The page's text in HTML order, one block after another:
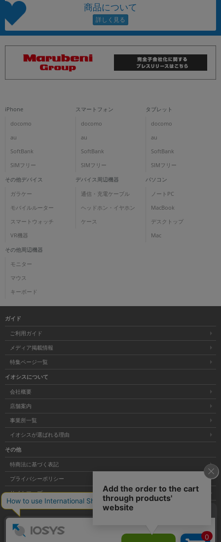
商品について
iPhone
docomo
au
SoftBank
SIMフリー
スマートフォン
docomo
au
SoftBank
SIMフリー
タブレット
docomo
au
SoftBank
SIMフリー
その他デバイス
ガラケー
モバイルルーター
スマートウォッチ
VR機器
デバイス周辺機器
通信・充電ケーブル
ヘッドホン・イヤホン
ケース
パソコン
ノートPC
MacBook
デスクトップ
Mac
その他周辺機器
モニター
マウス
キーボード
ガイド
ご利用ガイド
メディア掲載情報
特集ページ一覧
イオシスについて
会社概要
店舗案内
事業所一覧
イオシスが選ばれる理由
その他
特商法に基づく表記
プライバシーポリシー
サイトマップ